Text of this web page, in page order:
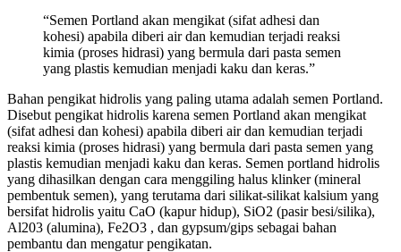
“Semen Portland akan mengikat (sifat adhesi dan
kohesi) apabila diberi air dan kemudian terjadi reaksi
kimia (proses hidrasi) yang bermula dari pasta semen
yang plastis kemudian menjadi kaku dan keras.”
Bahan pengikat hidrolis yang paling utama adalah semen Portland.
Disebut pengikat hidrolis karena semen Portland akan mengikat
(sifat adhesi dan kohesi) apabila diberi air dan kemudian terjadi
reaksi kimia (proses hidrasi) yang bermula dari pasta semen yang
plastis kemudian menjadi kaku dan keras. Semen portland hidrolis
yang dihasilkan dengan cara menggiling halus klinker (mineral
pembentuk semen), yang terutama dari silikat-silikat kalsium yang
bersifat hidrolis yaitu CaO (kapur hidup), SiO2 (pasir besi/silika),
Al203 (alumina), Fe2O3 ­, dan gypsum/gips sebagai bahan
pembantu dan mengatur pengikatan.